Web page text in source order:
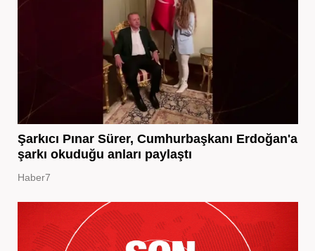
Şarkıcı Pınar Sürer, Cumhurbaşkanı Erdoğan'a
şarkı okuduğu anları paylaştı
Haber7